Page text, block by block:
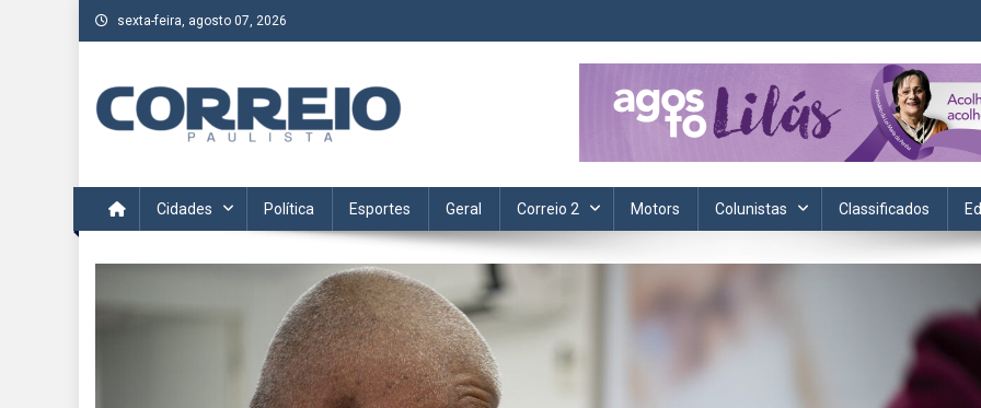
Skip
to
sexta-feira, agosto 07, 2026
Acompanhe as últimas notícias da região no Correio Paulista. Informação, política, saúde, economia, esportes e cotidiano.
Cidades Política Esportes Geral Correio 2 Motors Colunistas Classificados